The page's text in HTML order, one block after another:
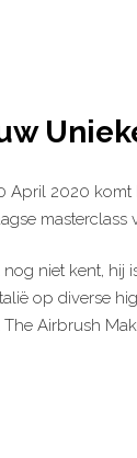
April 2020
niet kent, hij
op diverse
Airbrush